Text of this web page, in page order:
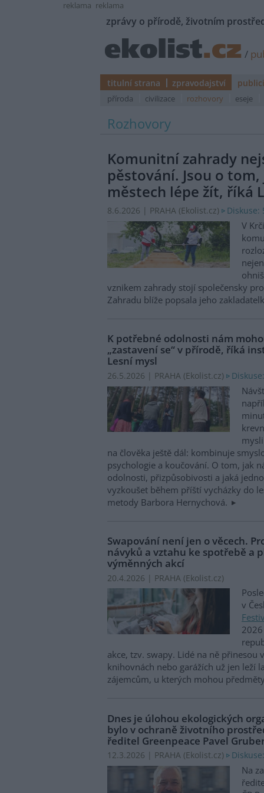
reklama reklama
zprávy o přírodě, životním
/
titulní strana zpravodajství
příroda civilizace rozhovory eseje
Rozhovory
Komunitní zahrady
pěstování. Jsou o tom,
městech lépe žít, říká
8.6.2026 | PRAHA (Ekolist.cz) Diskuse:
V
vznikem zahrady stojí společensky
Zahradu blíže popsala jeho
K potřebné odolnosti nám
„zastavení se“ v přírodě, říká
Lesní mysl
26.5.2026 | PRAHA (Ekolist.cz)
na člověka ještě dál: kombinuje
psychologie a koučování. O tom, jak
odolnosti, přizpůsobivosti a jaká
vyzkoušet během příští vycházky do
metody Barbora Hernychová.
Swapování není jen o věcech.
návyků a vztahu ke spotřebě a
výměnných akcí
20.4.2026 | PRAHA (Ekolist.cz)
v
akce, tzv. swapy. Lidé na ně přinesou
knihovnách nebo garážích už jen leží
zájemcům, u kterých mohou
Dnes je úlohou ekologických
bylo v ochraně životního
ředitel Greenpeace Pavel
12.3.2026 | PRAHA (Ekolist.cz)
Na